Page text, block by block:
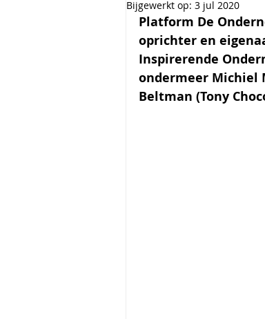
Bijgewerkt op: 3 jul 2020
Platform De
oprichter en
Inspirerende
ondermeer Michiel
Beltman (Tony